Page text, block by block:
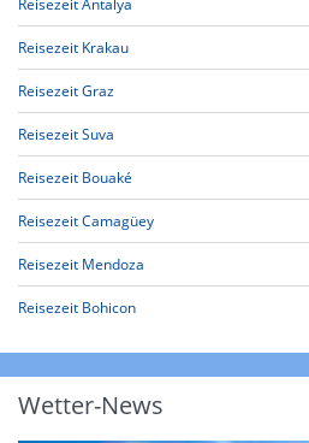
Reisezeit Antalya
Reisezeit Krakau
Reisezeit Graz
Reisezeit Suva
Reisezeit Bouaké
Reisezeit Camagüey
Reisezeit Mendoza
Reisezeit Bohicon
Wetter-News